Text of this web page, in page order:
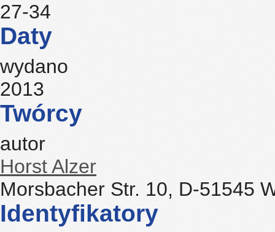
27-34
Daty
wydano
2013
Twórcy
autor
Horst Alzer
Morsbacher Str. 10, D-51545
Identyfikatory